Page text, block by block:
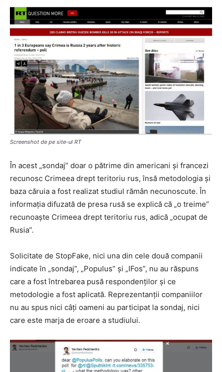
Screenshot de pe site-ul RT
În acest „sondaj” doar o pătrime din americani și francezi
recunosc Crimeea drept teritoriu rus, însă metodologia și
baza căruia a fost realizat studiul rămân necunoscute. În
informația difuzată de presa rusă se explică că „o treime”
recunoaște Crimeea drept teritoriu rus, adică „ocupat de
Rusia”.
Solicitate de StopFake, nici una din cele două companii
indicate în „sondaj”, „Populus” și „IFos”, nu au răspuns
care a fost întrebarea pusă respondenților și ce
metodologie a fost aplicată. Reprezentanții companiilor
nu au spus nici câți oameni au participat la sondaj, nici
care este marja de eroare a studiului.